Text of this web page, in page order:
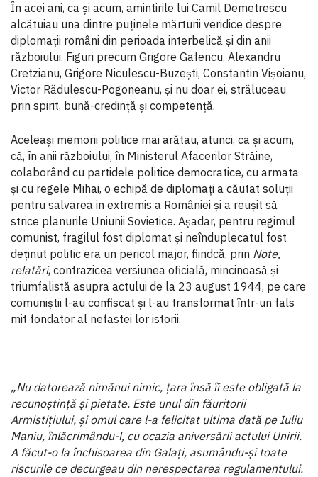
În acei ani, ca și acum, amintirile lui Camil Demetrescu
alcătuiau una dintre puținele mărturii veridice despre
diplomații români din perioada interbelică și din anii
războiului. Figuri precum Grigore Gafencu, Alexandru
Cretzianu, Grigore Niculescu-Buzești, Constantin Vișoianu,
Victor Rădulescu-Pogoneanu, și nu doar ei, străluceau
prin spirit, bună-credință și competență.
Aceleași memorii politice mai arătau, atunci, ca și acum,
că, în anii războiului, în Ministerul Afacerilor Străine,
colaborând cu partidele politice democratice, cu armata
și cu regele Mihai, o echipă de diplomați a căutat soluții
pentru salvarea in extremis a României și a reușit să
strice planurile Uniunii Sovietice. Așadar, pentru regimul
comunist, fragilul fost diplomat și neînduplecatul fost
deținut politic era un pericol major, fiindcă, prin Note,
relatări, contrazicea versiunea oficială, mincinoasă și
triumfalistă asupra actului de la 23 august 1944, pe care
comuniștii l-au confiscat și l-au transformat într-un fals
mit fondator al nefastei lor istorii.
„Nu datorează nimănui nimic, țara însă îi este obligată la
recunoștință și pietate. Este unul din făuritorii
Armistițiului, și omul care l-a felicitat ultima dată pe Iuliu
Maniu, înlăcrimându-l, cu ocazia aniversării actului Unirii.
A făcut-o la închisoarea din Galați, asumându-și toate
riscurile ce decurgeau din nerespectarea regulamentului.